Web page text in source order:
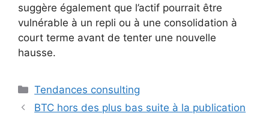
suggère également que l’actif pourrait être
vulnérable à un repli ou à une consolidation à
court terme avant de tenter une nouvelle
hausse.
Catégories
Tendances consulting
BTC hors des plus bas suite à la publication